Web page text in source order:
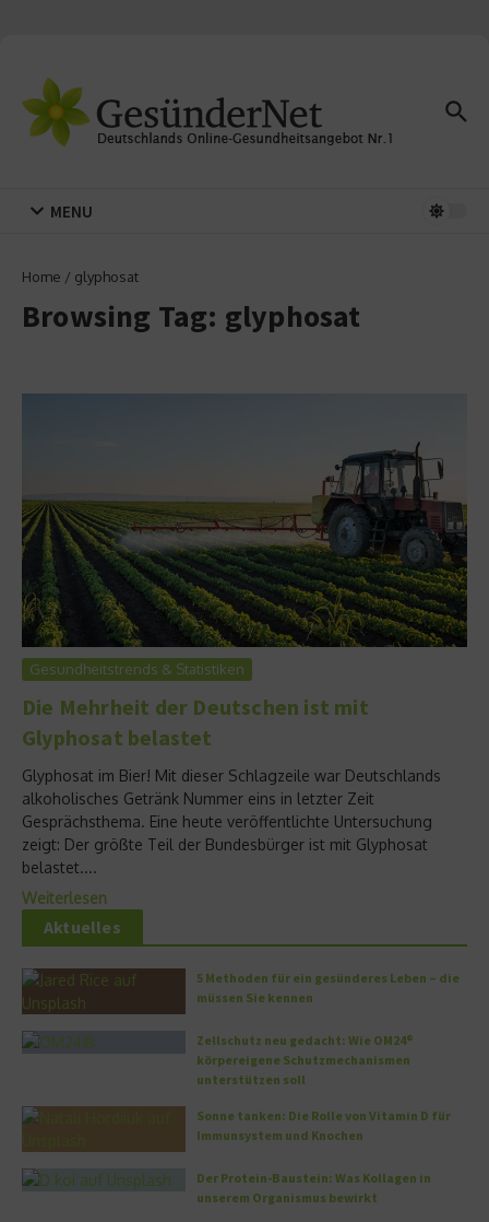
MENU
Home / glyphosat
Browsing Tag: glyphosat
Gesundheitstrends & Statistiken
Die Mehrheit der Deutschen ist mit
Glyphosat belastet
Glyphosat im Bier! Mit dieser Schlagzeile war Deutschlands
alkoholisches Getränk Nummer eins in letzter Zeit
Gesprächsthema. Eine heute veröffentlichte Untersuchung
zeigt: Der größte Teil der Bundesbürger ist mit Glyphosat
belastet....
Weiterlesen
Aktuelles
5 Methoden für ein gesünderes Leben – die
müssen Sie kennen
Zellschutz neu gedacht: Wie OM24®
körpereigene Schutzmechanismen
unterstützen soll
Sonne tanken: Die Rolle von Vitamin D für
Immunsystem und Knochen
Der Protein-Baustein: Was Kollagen in
unserem Organismus bewirkt